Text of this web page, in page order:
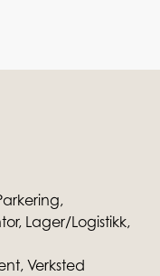
Lager/Logistikk,
Verksted